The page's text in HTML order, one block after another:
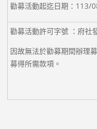
勸募活動起迄日期：113/
勸募活動許可字號 ：府
因故無法於勸募期間辦理
募得所需款項。